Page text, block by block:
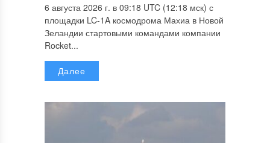
6 августа 2026 г. в 09:18 UTC (12:18 мск) с
площадки LC-1A космодрома Махиа в Новой
Зеландии стартовыми командами компании
Rocket...
Далее